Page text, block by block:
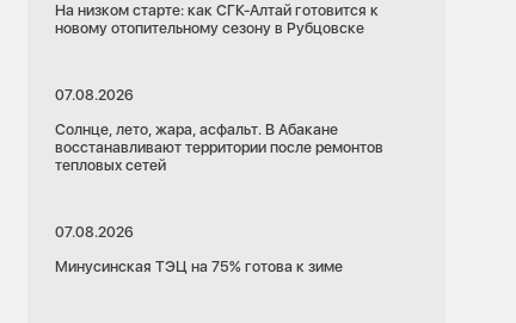
На низком старте: как СГК-Алтай готовится к
новому отопительному сезону в Рубцовске
07.08.2026
Солнце, лето, жара, асфальт. В Абакане
восстанавливают территории после ремонтов
тепловых сетей
07.08.2026
Минусинская ТЭЦ на 75% готова к зиме